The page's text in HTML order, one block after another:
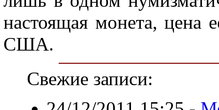
настоящая монета, цена
США.
Свежие записи: